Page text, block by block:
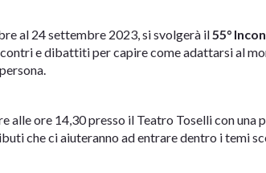
al 24 settembre 2023, si svolgerà il55°
e dibattiti per capire come adattarsi al
alle ore 14,30 presso il Teatro Toselli con
che ci aiuteranno ad entrare dentro i temi